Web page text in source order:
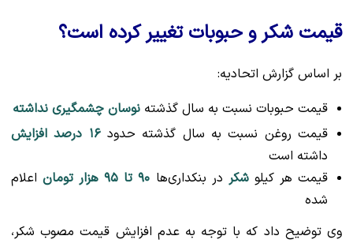
قیمت شکر و حبوبات تغییر کرده است؟
بر اساس گزارش اتحادیه:
قیمت حبوبات نسبت به سال گذشته نوسان چشمگیری نداشته
قیمت روغن نسبت به سال گذشته حدود۱۶ درصد افزایش
داشته است
قیمت هر کیلوشکر در بنکداری‌ها ۹۰ تا ۹۵ هزار تومان
اعلام
شده
وی توضیح داد که با توجه به عدم افزایش قیمت مصوب شکر،